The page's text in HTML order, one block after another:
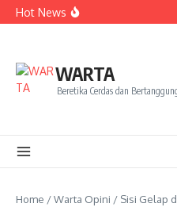
Lewati ke konten
Hot News
ke NCC 4 Bali
Sukseskan Kerja
WARTA
Beretika Cerdas dan
Home /Warta Opini / Sisi Gelap